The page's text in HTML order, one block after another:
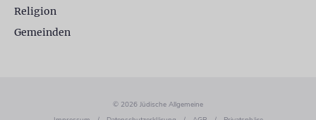
Religion
Gemeinden
© 2026 Jüdische Allgemeine